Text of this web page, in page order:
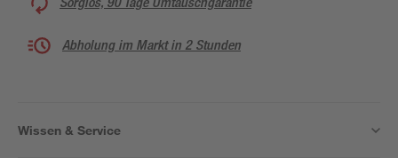
Abholung im Markt in 2 Stunden
Wissen & Service